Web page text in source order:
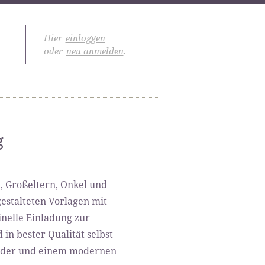
Hier einloggen
oder neu anmelden.
Großeltern, Onkel und
Vorlagen mit
Einladung zur
in bester Qualität selbst
und einem modernen